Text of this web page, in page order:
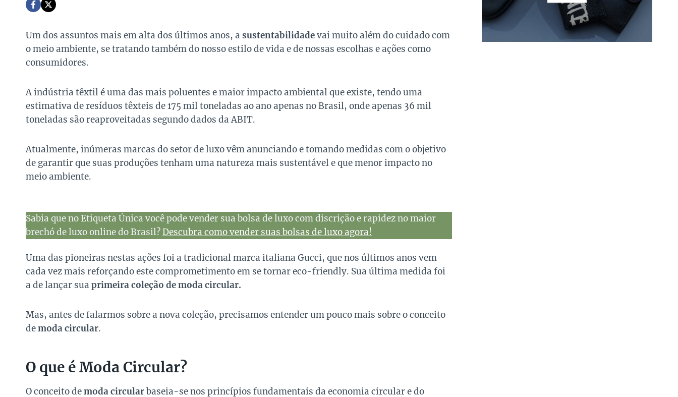
Um dos assuntos mais em alta dos últimos anos, a sustentabilidadevai muito além do cuidado com
o meio ambiente, se tratando também do nosso estilo de vida e de nossas escolhas e ações como
consumidores.
A indústria têxtil é uma das mais poluentes e maior impacto ambiental que existe, tendo uma
estimativa de resíduos têxteis de 175 mil toneladas ao ano apenas no Brasil, onde apenas 36 mil
toneladas são reaproveitadas segundo dados da ABIT.
Atualmente, inúmeras marcas do setor de luxo vêm anunciando e tomando medidas com o objetivo
de garantir que suas produções tenham uma natureza mais sustentável e que menor impacto no
meio ambiente.
Sabia que no Etiqueta Única você pode vender sua bolsa de luxo com discrição e rapidez no maior
brechó de luxo online do Brasil?Descubra como vender suas bolsas de luxo agora!
Uma das pioneiras nestas ações foi a tradicional marca italiana Gucci, que nos últimos anos vem
cada vez mais reforçando este comprometimento em se tornar eco-friendly. Sua última medida foi
a de lançar sua primeira coleção de moda circular.
Mas, antes de falarmos sobre a nova coleção, precisamos entender um pouco mais sobre o conceito
demoda circular.
O que é Moda Circular?
O conceito demoda circularbaseia-se nos princípios fundamentais da economia circular e do